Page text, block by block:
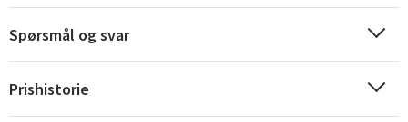
Spørsmål og svar
Prishistorie